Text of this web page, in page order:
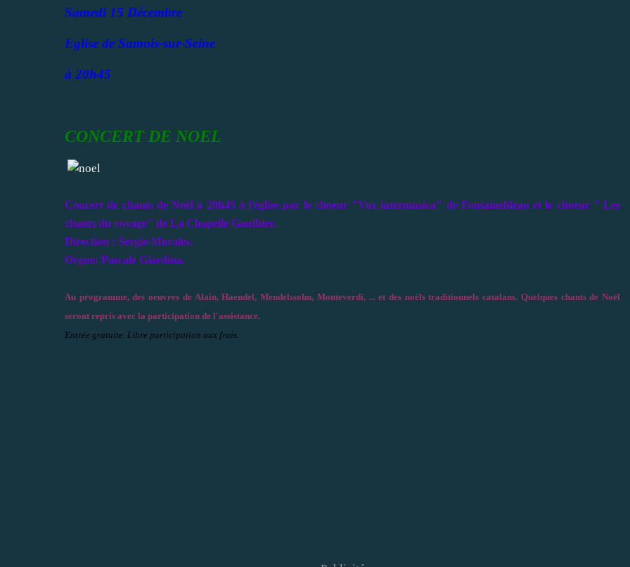
Samedi 15 Décembre
Eglise de Samois-sur-Seine
à 20h45
CONCERT DE NOEL
Concert de chants de Noël à 20h45 à l'église par le choeur "Vox intermusica" de Fontainebleau et le choeur " Les
chants du voyage" de La Chapelle Gauthier.
Direction : Sergio Morales.
Orgue: Pascale Giardina.
Au programme, des oeuvres de Alain, Haendel, Mendelssohn, Monteverdi, ... et des noëls traditionnels catalans. Quelques chants de Noël
seront repris avec la participation de l'assistance.
Entrée gratuite. Libre participation aux frais.